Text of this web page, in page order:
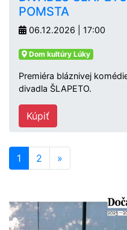
POMSTA
06.12.2026 | 17:00
Dom kultúry Lúky
Premiéra bláznivej
divadla ŠLAPETO.
Kúpiť
1 2 »